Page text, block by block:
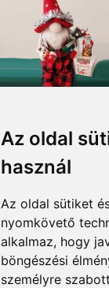
Az oldal
használ
Az oldal sütiket
nyomkövető
alkalmaz, hogy
böngészési
személyre
Ülő karácsonyi
19 480 Ft-tól
Elfogadott fizetési